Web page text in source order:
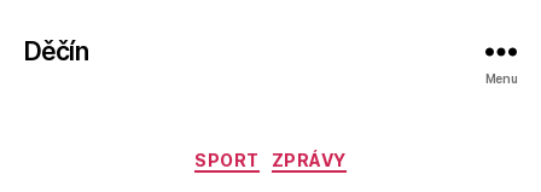
Děčín
Menu
Rubriky
SPORT ZPRÁVY